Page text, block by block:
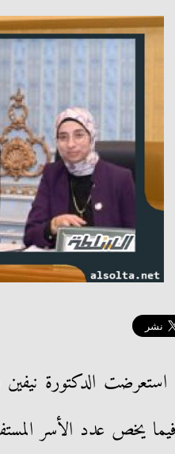
استعرضت الدكتورة نيفين
فيما يخص عدد الأسر